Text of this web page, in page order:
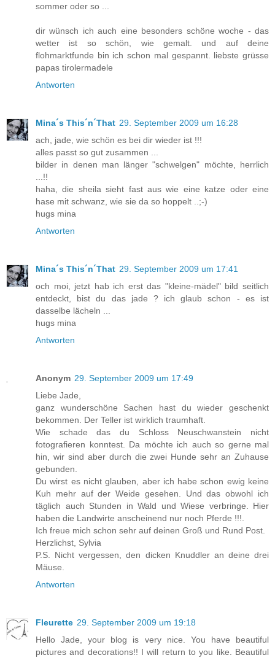
sommer oder so ...
dir wünsch ich auch eine besonders schöne woche - das
wetter ist so schön, wie gemalt. und auf deine
flohmarktfunde bin ich schon mal gespannt. liebste grüsse
papas tirolermadele
Antworten
Mina´s This´n´That 29. September 2009 um 16:28
ach, jade, wie schön es bei dir wieder ist !!!
alles passt so gut zusammen ...
bilder in denen man länger "schwelgen" möchte, herrlich
...!!
haha, die sheila sieht fast aus wie eine katze oder eine
hase mit schwanz, wie sie da so hoppelt ..;-)
hugs mina
Antworten
Mina´s This´n´That 29. September 2009 um 17:41
och moi, jetzt hab ich erst das "kleine-mädel" bild seitlich
entdeckt, bist du das jade ? ich glaub schon - es ist
dasselbe lächeln ...
hugs mina
Antworten
Anonym 29. September 2009 um 17:49
Liebe Jade,
ganz wunderschöne Sachen hast du wieder geschenkt
bekommen. Der Teller ist wirklich traumhaft.
Wie schade das du Schloss Neuschwanstein nicht
fotografieren konntest. Da möchte ich auch so gerne mal
hin, wir sind aber durch die zwei Hunde sehr an Zuhause
gebunden.
Du wirst es nicht glauben, aber ich habe schon ewig keine
Kuh mehr auf der Weide gesehen. Und das obwohl ich
täglich auch Stunden in Wald und Wiese verbringe. Hier
haben die Landwirte anscheinend nur noch Pferde !!!.
Ich freue mich schon sehr auf deinen Groß und Rund Post.
Herzlichst, Sylvia
P.S. Nicht vergessen, den dicken Knuddler an deine drei
Mäuse.
Antworten
Fleurette 29. September 2009 um 19:18
Hello Jade, your blog is very nice. You have beautiful
pictures and decorations!! I will return to you like. Beautiful